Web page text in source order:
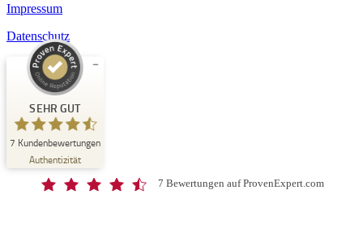
Impressum
Datenschutz
SEHR GUT
7 Kundenbewertungen
Authentizität
Kundenbewertungen und Erfahrungen zu
Schloss-Schule Kirchberg
ProvenExpert.com
SEHR GUT
4,67
/
5,00 7 Bewertungen auf ProvenExpert.com